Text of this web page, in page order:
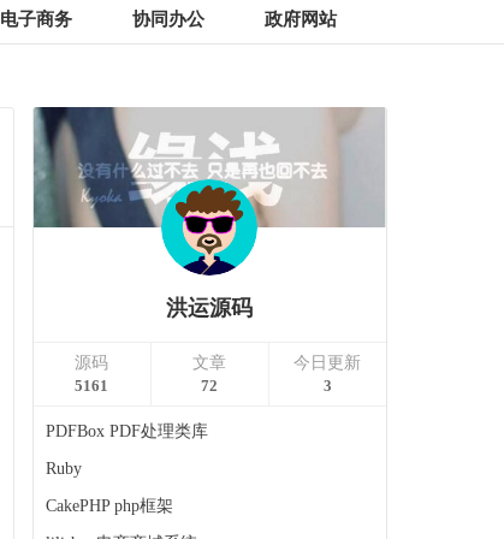
电子商务 协同办公 政府网站
洪运源码
源码
5161
文章
72
今日更新
3
PDFBox PDF处理类库
Ruby
CakePHP php框架